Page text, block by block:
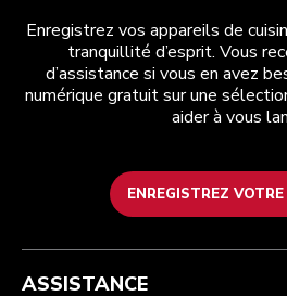
Enregistrez vos appareils de
tranquillité d’esprit. Vous
d’assistance si vous en avez
numérique gratuit sur une
aider à vous
ENREGISTREZ
Health Check
Suivez votre commande
Conditions générales de vente
Retours et remboursements
La marque
Trouver une boutique
ASSISTANCE